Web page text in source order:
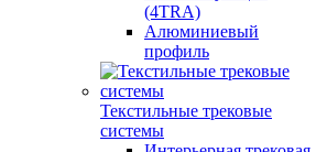
(4TRA)
Алюминиевый
профиль
Текстильные трековые
системы